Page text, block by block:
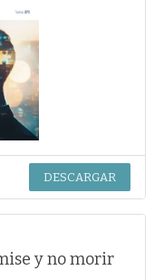
DESCARGAR
y no morir